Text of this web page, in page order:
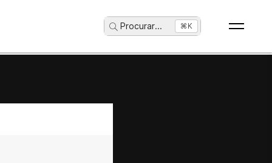
Procurar... ⌘K